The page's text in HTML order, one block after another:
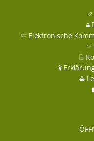
Elektronische